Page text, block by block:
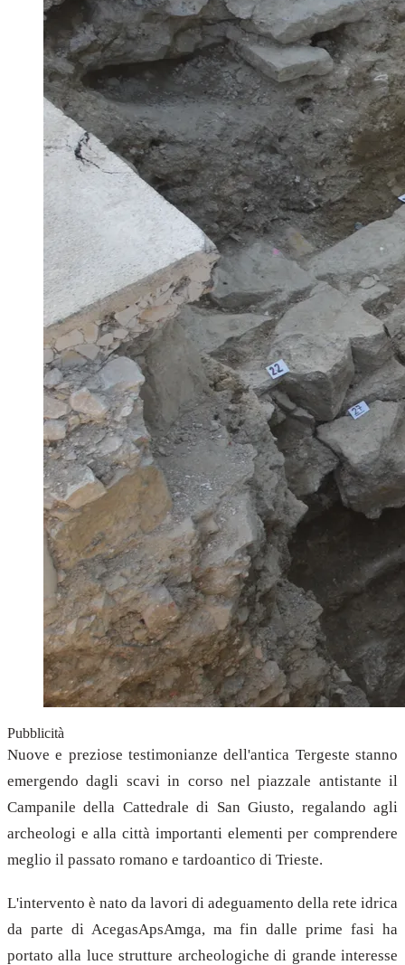
Pubblicità
Nuove e preziose testimonianze dell'antica Tergeste stanno
emergendo dagli scavi in corso nel piazzale antistante il
Campanile della Cattedrale di San Giusto, regalando agli
archeologi e alla città importanti elementi per comprendere
meglio il passato romano e tardoantico di Trieste.
L'intervento è nato da lavori di adeguamento della rete idrica
da parte di AcegasApsAmga, ma fin dalle prime fasi ha
portato alla luce strutture archeologiche di grande interesse